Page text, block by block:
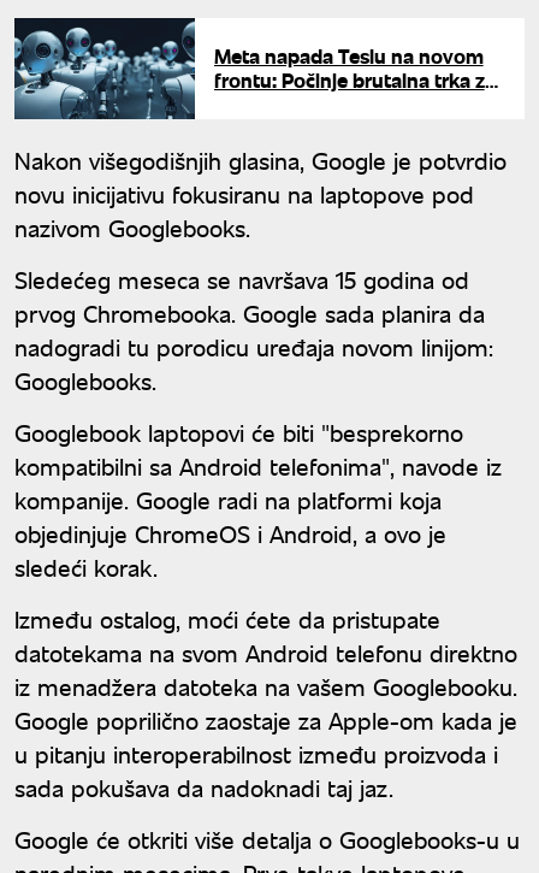
Meta napada Teslu na novom
frontu: Počinje brutalna trka za
Nakon višegodišnjih glasina, Google je potvrdio
novu inicijativu fokusiranu na laptopove pod
nazivom Googlebooks.
Sledećeg meseca se navršava 15 godina od
prvog Chromebooka. Google sada planira da
nadogradi tu porodicu uređaja novom linijom:
Googlebooks.
Googlebook laptopovi će biti "besprekorno
kompatibilni sa Android telefonima", navode iz
kompanije. Google radi na platformi koja
objedinjuje ChromeOS i Android, a ovo je
sledeći korak.
Između ostalog, moći ćete da pristupate
datotekama na svom Android telefonu direktno
iz menadžera datoteka na vašem Googlebooku.
Google poprilično zaostaje za Apple-om kada je
u pitanju interoperabilnost između proizvoda i
sada pokušava da nadoknadi taj jaz.
Google će otkriti više detalja o Googlebooks-u u